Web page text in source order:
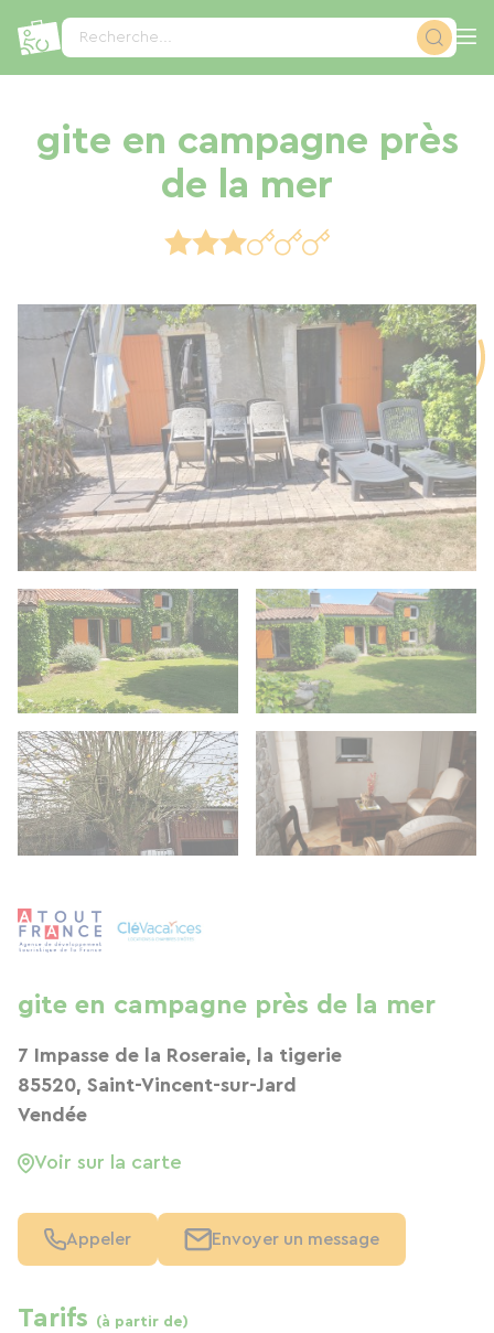
Recherche...
gite en campagne près
de la mer
gite en campagne près de la mer
7 Impasse de la Roseraie, la tigerie
85520, Saint-Vincent-sur-Jard
Vendée
Voir sur la carte
Appeler Envoyer un message
Tarifs (à partir de)
Panneau de gestion des cookies